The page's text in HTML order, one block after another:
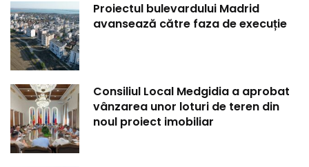
Proiectul bulevardului Madrid
avansează către faza de execuție
Consiliul Local Medgidia a aprobat
vânzarea unor loturi de teren din
noul proiect imobiliar